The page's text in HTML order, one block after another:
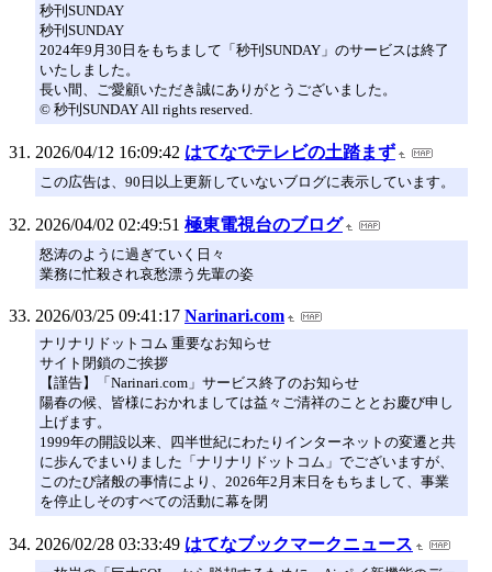
秒刊SUNDAY
秒刊SUNDAY
2024年9月30日をもちまして「秒刊SUNDAY」のサービスは終了
いたしました。
長い間、ご愛顧いただき誠にありがとうございました。
© 秒刊SUNDAY All rights reserved.
2026/04/12 16:09:42 はてなでテレビの土踏まず
この広告は、90日以上更新していないブログに表示しています。
2026/04/02 02:49:51 極東電視台のブログ
怒涛のように過ぎていく日々
業務に忙殺され哀愁漂う先輩の姿
2026/03/25 09:41:17 Narinari.com
ナリナリドットコム 重要なお知らせ
サイト閉鎖のご挨拶
【謹告】「Narinari.com」サービス終了のお知らせ
陽春の候、皆様におかれましては益々ご清祥のこととお慶び申し
上げます。
1999年の開設以来、四半世紀にわたりインターネットの変遷と共
に歩んでまいりました「ナリナリドットコム」でございますが、
このたび諸般の事情により、2026年2月末日をもちまして、事業
を停止しそのすべての活動に幕を閉
2026/02/28 03:33:49 はてなブックマークニュース